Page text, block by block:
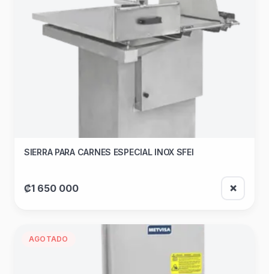
SIERRA PARA CARNES ESPECIAL INOX SFEI
₡1 650 000 ❌
AGOTADO